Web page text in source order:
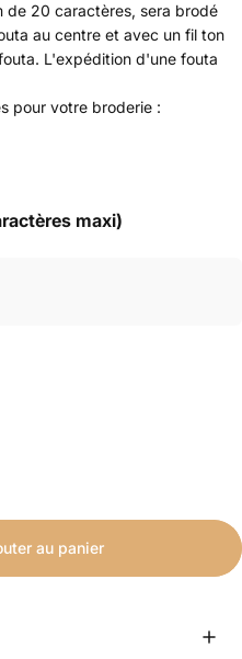
de 20 caractères, sera brodé
au centre et avec un fil ton
L'expédition d'une fouta
pour votre broderie :
maxi)
au panier